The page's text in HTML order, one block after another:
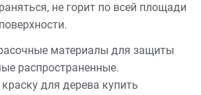
не горит по всей площади
материалы для защиты
распространенные.
для дерева купить